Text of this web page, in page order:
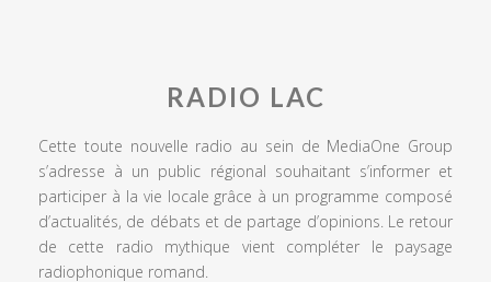
RADIO LAC
Cette toute nouvelle radio au sein de MediaOne Group
s’adresse à un public régional souhaitant s’informer et
participer à la vie locale grâce à un programme composé
d’actualités, de débats et de partage d’opinions. Le retour
de cette radio mythique vient compléter le paysage
radiophonique romand.